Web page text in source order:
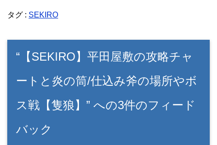
タグ : SEKIRO
“【SEKIRO】平田屋敷の攻略チャ
ートと炎の筒/仕込み斧の場所やボ
ス戦【隻狼】” への3件のフィード
バック